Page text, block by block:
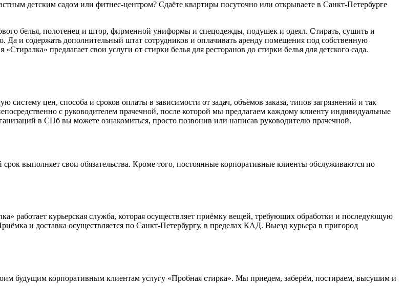
детским садом или фитнес-центром? Сдаёте квартиры посуточно или открываете в Санкт-Петербурге
белья, полотенец и штор, фирменной униформы и спецодежды, подушек и одеял. Стирать, сушить и
Да и содержать дополнительный штат сотрудников и оплачивать аренду помещения под собственную
предлагает свои услуги от стирки белья для ресторанов до стирки белья для детского сада.
цен, способа и сроков оплаты в зависимости от задач, объёмов заказа, типов загрязнений и так
с руководителем прачечной, после которой мы предлагаем каждому клиенту индивидуальные
в СПб вы можете ознакомиться, просто позвонив или написав руководителю прачечной.
выполняет свои обязательства. Кроме того, постоянные корпоративные клиенты обслуживаются по
работает курьерская служба, которая осуществляет приёмку вещей, требующих обработки и последующую
и доставка осуществляется по Санкт-Петербургу, в пределах КАД. Выезд курьера в пригород
будущим корпоративным клиентам услугу «Пробная стирка». Мы приедем, заберём, постираем, высушим и